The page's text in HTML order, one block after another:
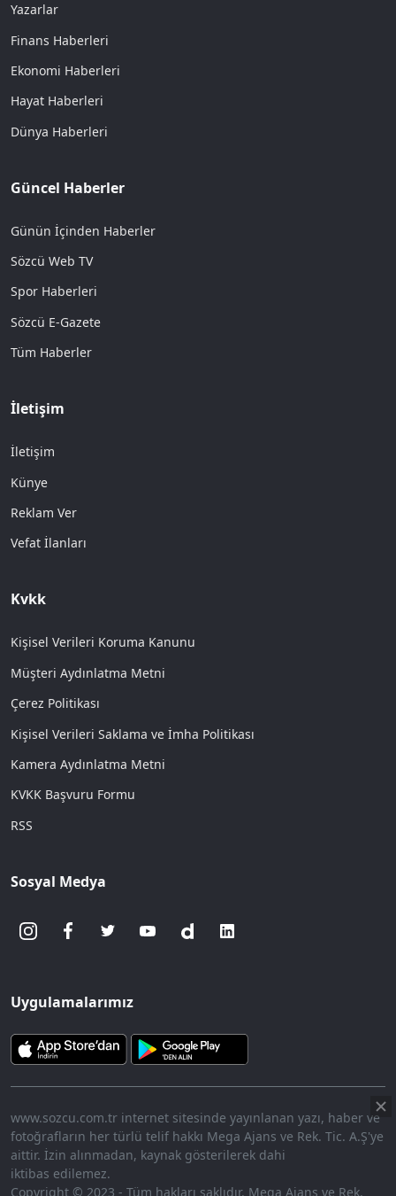
Yazarlar
Finans Haberleri
Ekonomi Haberleri
Hayat Haberleri
Dünya Haberleri
Güncel Haberler
Günün İçinden Haberler
Sözcü Web TV
Spor Haberleri
Sözcü E-Gazete
Tüm Haberler
İletişim
İletişim
Künye
Reklam Ver
Vefat İlanları
Kvkk
Kişisel Verileri Koruma Kanunu
Müşteri Aydınlatma Metni
Çerez Politikası
Kişisel Verileri Saklama ve İmha Politikası
Kamera Aydınlatma Metni
KVKK Başvuru Formu
RSS
Sosyal Medya
Uygulamalarımız
www.sozcu.com.tr internet sitesinde yayınlanan yazı, haber ve
fotoğrafların her türlü telif hakkı Mega Ajans ve Rek. Tic. A.Ş'ye
aittir. İzin alınmadan, kaynak gösterilerek dahi
iktibas edilemez.
Copyright © 2023 - Tüm hakları saklıdır. Mega Ajans ve Rek.